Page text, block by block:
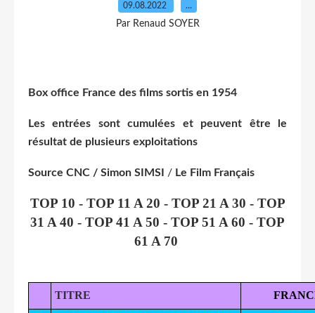
09.08.2022 …
Par Renaud SOYER
Box office France des films sortis en 1954
Les entrées sont cumulées et peuvent être le
résultat de plusieurs exploitations
Source CNC / Simon SIMSI / Le Film Français
TOP 10 - TOP 11 A 20 - TOP 21 A 30 - TOP
31 A 40 - TOP 41 A 50 - TOP 51 A 60 - TOP
61 A 70
TITRE